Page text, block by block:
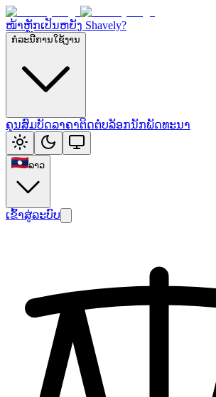
ໜ້າຫຼັກເປັນຫຍັງ Shavely?
ກໍລະນີການໃຊ້ງານ
ຄຸນສົມບັດລາຄາຕິດຕໍ່ບລັອກນັກພັດທະນາ
ລາວ
ເຂົ້າສູ່ລະບົບ